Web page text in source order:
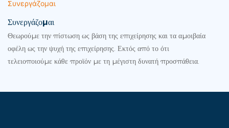
Συνεργάζομαι
Θεωρούμε την πίστωση ως βάση της επιχείρησης και τα αμοιβαία
οφέλη ως την ψυχή της επιχείρησης. Εκτός από το ότι
τελειοποιούμε κάθε προϊόν με τη μέγιστη δυνατή προσπάθεια.